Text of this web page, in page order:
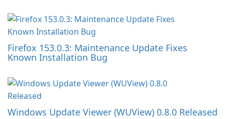
Firefox 153.0.3: Maintenance Update Fixes
Known Installation Bug
Windows Update Viewer (WUView) 0.8.0 Released